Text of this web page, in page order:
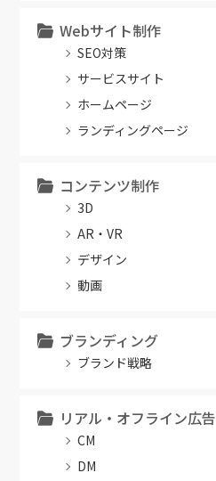
Webサイト制作
SEO対策
サービスサイト
ホームページ
ランディングページ
コンテンツ制作
3D
AR・VR
デザイン
動画
ブランディング
ブランド戦略
リアル・オフライン広告
CM
DM